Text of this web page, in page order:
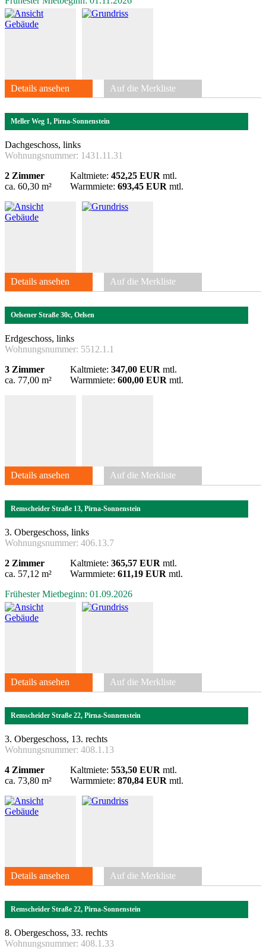
Details ansehen Auf die Merkliste
Meller Weg 1, Pirna-Sonnenstein
Dachgeschoss, links
Wohnungsnummer: 1431.11.31
2 Zimmer
ca. 60,30 m²
Kaltmiete: 452,25 EUR mtl.
Warmmiete: 693,45 EUR mtl.
Details ansehen Auf die Merkliste
Oelsener Straße 30c, Oelsen
Erdgeschoss, links
Wohnungsnummer: 5512.1.1
3 Zimmer
ca. 77,00 m²
Kaltmiete: 347,00 EUR mtl.
Warmmiete: 600,00 EUR mtl.
Details ansehen Auf die Merkliste
Remscheider Straße 13, Pirna-Sonnenstein
3. Obergeschoss, links
Wohnungsnummer: 406.13.7
2 Zimmer
ca. 57,12 m²
Kaltmiete: 365,57 EUR mtl.
Warmmiete: 611,19 EUR mtl.
Frühester Mietbeginn: 01.09.2026
Details ansehen Auf die Merkliste
Remscheider Straße 22, Pirna-Sonnenstein
3. Obergeschoss, 13. rechts
Wohnungsnummer: 408.1.13
4 Zimmer
ca. 73,80 m²
Kaltmiete: 553,50 EUR mtl.
Warmmiete: 870,84 EUR mtl.
Details ansehen Auf die Merkliste
Remscheider Straße 22, Pirna-Sonnenstein
8. Obergeschoss, 33. rechts
Wohnungsnummer: 408.1.33